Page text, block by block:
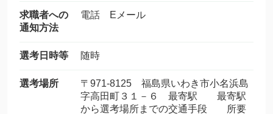
求職者への
通知方法
電話 Eメール
選考日時等 随時
選考場所
〒971-8125 福島県いわき市小名浜島
字高田町３１－６ 最寄駅 最寄駅
から選考場所までの交通手段 所要